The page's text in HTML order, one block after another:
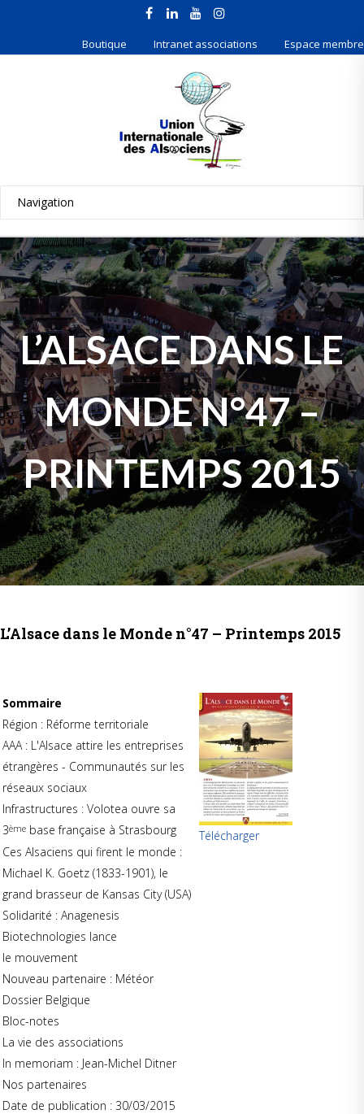
Boutique Intranet associations Espace membre
L’ALSACE DANS LE
MONDE N°47 –
PRINTEMPS 2015
L’Alsace dans le Monde n°47 – Printemps 2015
Sommaire
Région : Réforme territoriale
AAA : L'Alsace attire les entreprises
étrangères - Communautés sur les
réseaux sociaux
Infrastructures : Volotea ouvre sa
3ème base française à Strasbourg
Ces Alsaciens qui firent le monde :
Michael K. Goetz (1833-1901), le
grand brasseur de Kansas City (USA)
Solidarité : Anagenesis
Biotechnologies lance
le mouvement
Nouveau partenaire : Météor
Dossier Belgique
Bloc-notes
La vie des associations
In memoriam : Jean-Michel Ditner
Nos partenaires
Date de publication : 30/03/2015
Télécharger